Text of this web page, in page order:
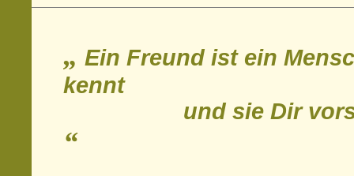
„ Ein Freund ist ein
kennt
und sie Dir
“